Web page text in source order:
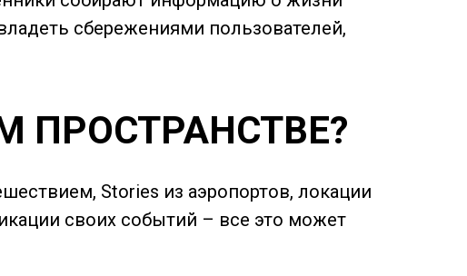
сбережениями пользователей,
ПРОСТРАНСТВЕ?
Stories из аэропортов, локации
своих событий – все это может